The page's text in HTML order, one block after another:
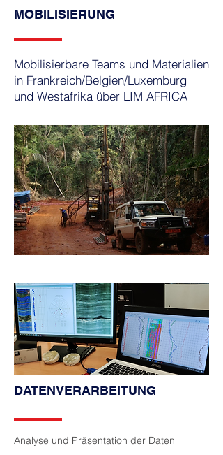
MOBILISIERUNG
Mobilisierbare Teams und Materialien
in Frankreich/Belgien/Luxemburg
und Westafrika über LIM AFRICA
DATENVERARBEITUNG
Analyse und Präsentation der Daten